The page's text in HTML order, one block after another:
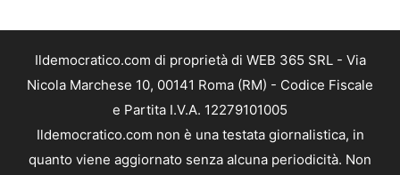
Ildemocratico.com di proprietà di WEB 365 SRL - Via
Nicola Marchese 10, 00141 Roma (RM) - Codice Fiscale
e Partita I.V.A. 12279101005
Ildemocratico.com non è una testata giornalistica, in
quanto viene aggiornato senza alcuna periodicità. Non